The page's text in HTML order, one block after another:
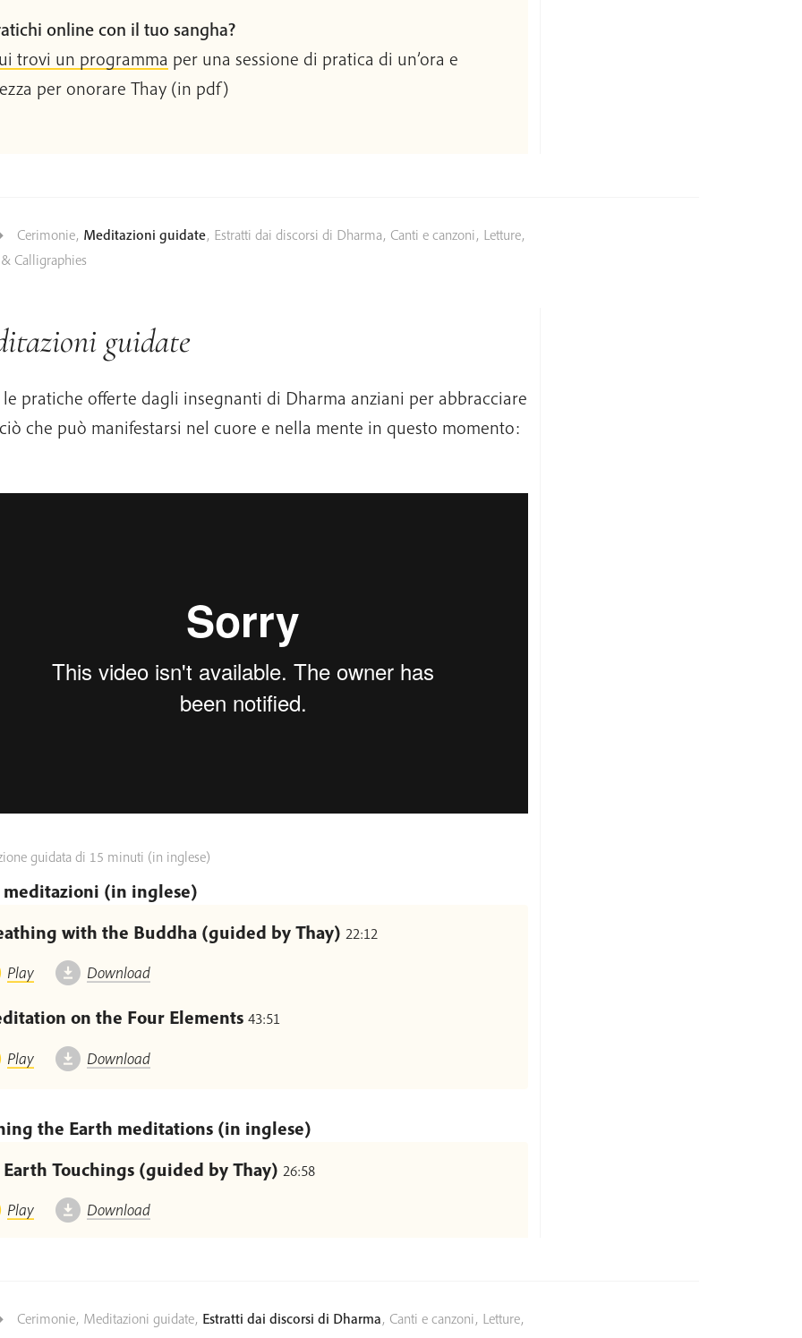
online con il tuo sangha?
trovi un programma per una sessione di pratica di un’ora e
per onorare Thay (in pdf)
Cerimonie, Meditazioni guidate, Estratti dai discorsi di Dharma, Canti e canzoni, Letture,
Calligraphies
guidate
le pratiche offerte dagli insegnanti di Dharma anziani per abbracciare
che può manifestarsi nel cuore e nella mente in questo momento:
guidata di 15 minuti (in inglese)
(in inglese)
with the Buddha (guided by Thay) 22:12
Play Download
on the Four Elements 43:51
Play Download
the Earth meditations (in inglese)
Earth Touchings (guided by Thay) 26:58
Play Download
Cerimonie, Meditazioni guidate, Estratti dai discorsi di Dharma, Canti e canzoni, Letture,